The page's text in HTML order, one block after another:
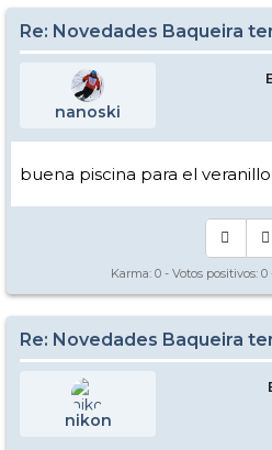
Re: Novedades Baqueira
nanoski
buena piscina para el veranillo
Karma: 0 - Votos positivos: 0
Re: Novedades Baqueira
nikon